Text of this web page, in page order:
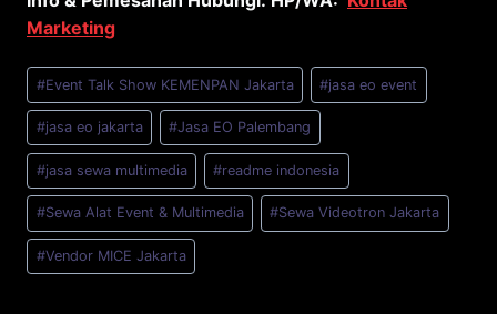
Marketing
Post
Tags:
#Event Talk Show KEMENPAN Jakarta #jasa eo event
#jasa eo jakarta #Jasa EO Palembang
#jasa sewa multimedia #readme indonesia
#Sewa Alat Event & Multimedia #Sewa Videotron Jakarta
#Vendor MICE Jakarta